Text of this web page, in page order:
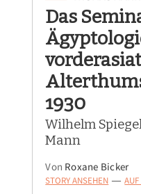
Das
1930
Wilhelm
Mann
Von Roxane Bicker
STORY ANSEHEN —